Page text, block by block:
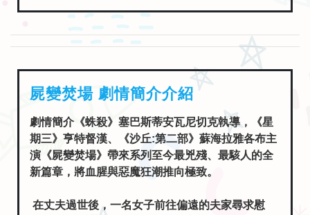
屍變焚場 劇情簡介介紹
劇情簡介《蛛殺》塞巴斯蒂安瓦尼切克執導，《星
期三》亨特督漢、《沙丘:第二部》蘇海拉雅各布主
演《屍變焚場》帶來系列至今最兇殘、最駭人的全
新篇章，將血腥與惡魔狂潮推向極致。
在丈夫過世後，一名女子前往偏遠的夫家尋求慰